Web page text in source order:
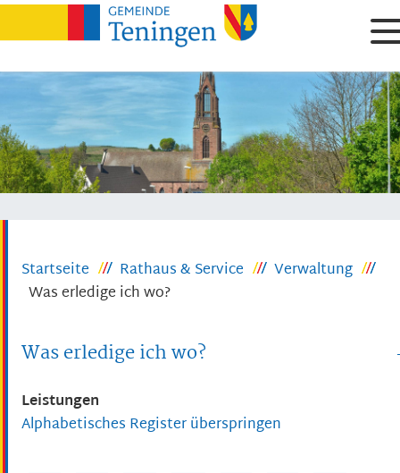
Startseite Rathaus & Service
Verwaltung
Was erledige ich wo?
Was erledige ich wo?
Leistungen
Alphabetisches Register überspringen